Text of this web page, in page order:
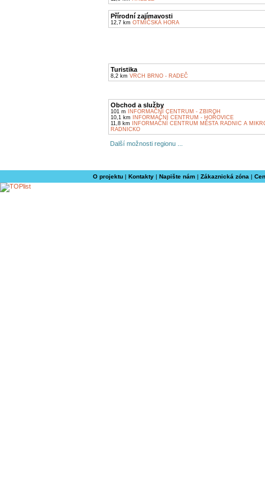
Přírodní zajímavosti
12,7 km OTMÍČSKÁ HORA
Turistika
8,2 km VRCH BRNO - RADEČ
Obchod a služby
101 m INFORMAČNÍ CENTRUM - ZBIROH
10,1 km INFORMAČNÍ CENTRUM - HOŘOVICE
11,8 km INFORMAČNÍ CENTRUM MĚSTA RADNIC A
RADNICKO
Další možnosti regionu ...
O projektu| Kontakty| Napište nám| Zákaznická zóna |